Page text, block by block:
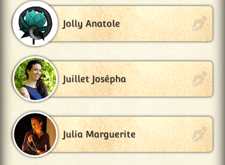
Jolly Anatole
Juillet Josépha
Julia Marguerite